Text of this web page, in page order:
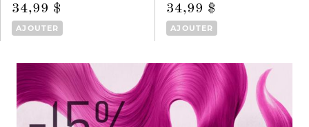
34,99 $
AJOUTER
34,99 $
AJOUTER